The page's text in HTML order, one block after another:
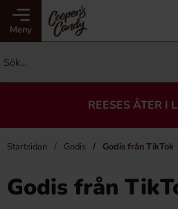
Meny
REESES ÅTER I
Startsidan Godis Godis från TikTok
Godis från